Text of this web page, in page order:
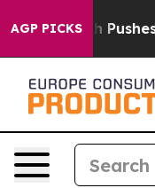
AGP PICKSPushes to